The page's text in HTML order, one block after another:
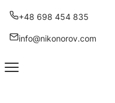
+48 698 454 835
info@nikonorov.com
Menu